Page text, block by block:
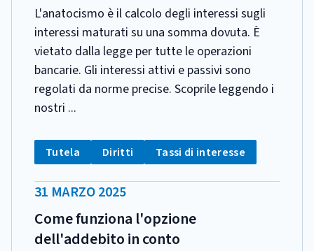
L'anatocismo è il calcolo degli interessi sugli
interessi maturati su una somma dovuta. È
vietato dalla legge per tutte le operazioni
bancarie. Gli interessi attivi e passivi sono
regolati da norme precise. Scoprile leggendo i
nostri ...
CATEGORIA:
Tag:
Tutela Tag:
Diritti Tag:
Tassi di interesse
DATA
PUBBLICAZIONE:
31 MARZO 2025
Come funziona l'opzione
dell'addebito in conto